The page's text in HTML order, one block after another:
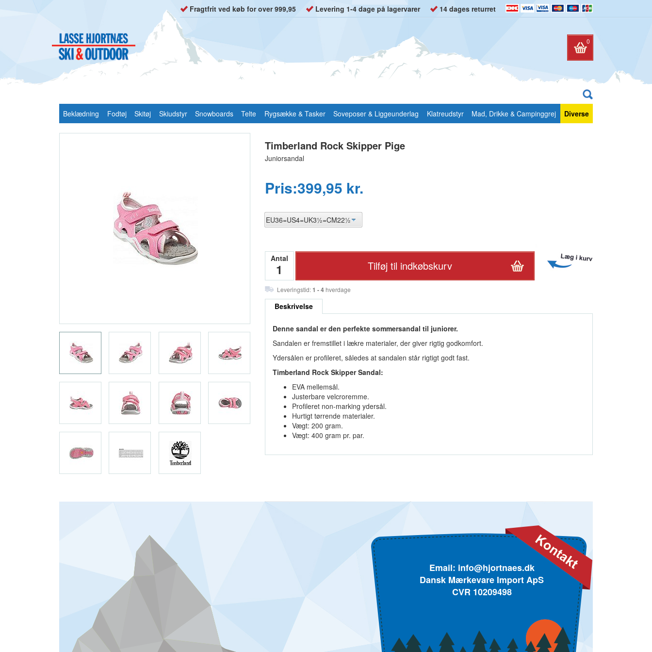
Fragtfrit ved køb for over 999,95 Levering 1-4 dage på lagervarer 14 dages returret
0
Beklædning Fodtøj Skitøj Skiudstyr Snowboards Telte Rygsække & Tasker Soveposer & Liggeunderlag Klatreudstyr Mad, Drikke & Campinggrej Diverse
Timberland Rock Skipper Pige
Juniorsandal
Pris:399,95 kr.
Antal
Leveringstid:1 - 4hverdage
Beskrivelse
Denne sandal er den perfekte sommersandal til juniorer.
Sandalen er fremstillet i lækre materialer, der giver rigtig godkomfort.
Ydersålen er profileret, således at sandalen står rigtigt godt fast.
Timberland Rock Skipper Sandal:
EVA mellemsål.
Justerbare velcroremme.
Profileret non-marking ydersål.
Hurtigt tørrende materialer.
Vægt: 200 gram.
Vægt: 400 gram pr. par.
Email: info@hjortnaes.dk
Dansk Mærkevare Import ApS
CVR 10209498